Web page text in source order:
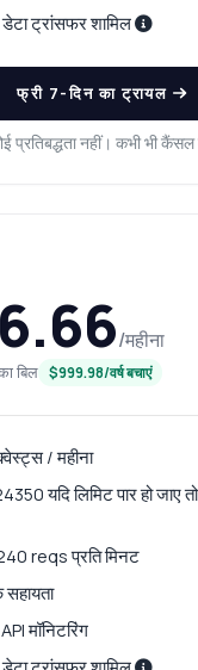
ट्रांसफर शामिल
फ्री 7-दिन का ट्रायल
प्रतिबद्धता नहीं। कभी भी
/महीना
बिल $999.98/वर्ष बचाएं
/ महीना
यदि लिमिट पार हो जाए
reqs प्रति मिनट
सहायता
मॉनिटरिंग
के बारे में उत्तर